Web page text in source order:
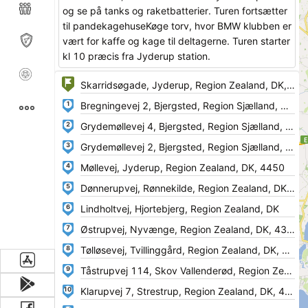
og se på tanks og raketbatterier. Turen fortsætter
til pandekagehuseKøge torv, hvor BMW klubben er
vært for kaffe og kage til deltagerne. Turen starter
kl 10 præcis fra Jyderup station.
1
2
3
4
5
6
7
8
9
10